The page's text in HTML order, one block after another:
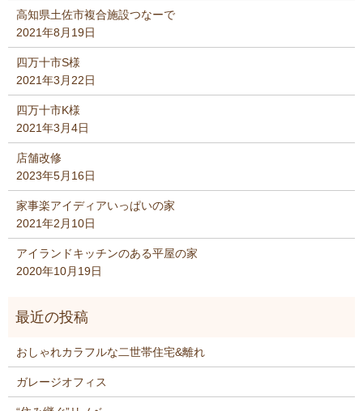
高知県土佐市複合施設つなーで
2021年8月19日
四万十市S様
2021年3月22日
四万十市K様
2021年3月4日
店舗改修
2023年5月16日
家事楽アイディアいっぱいの家
2021年2月10日
アイランドキッチンのある平屋の家
2020年10月19日
おしゃれカラフルな二世帯住宅&離れ
ガレージオフィス